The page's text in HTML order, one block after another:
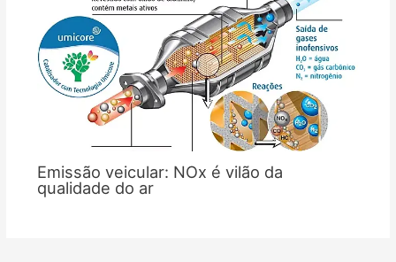
Emissão veicular: NOx é vilão da
qualidade do ar